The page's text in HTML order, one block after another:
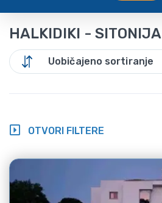
HALKIDIKI - SITONIJA
Uobičajeno sortiranje
OTVORI FILTERE